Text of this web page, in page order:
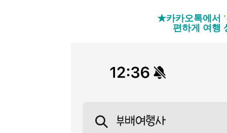
★카카오톡에서
편하게 여행